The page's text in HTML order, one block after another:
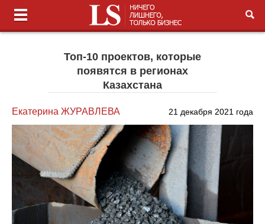
Топ-10 проектов, которые
появятся в регионах
Казахстана
Екатерина ЖУРАВЛЕВА 21 декабря 2021 года